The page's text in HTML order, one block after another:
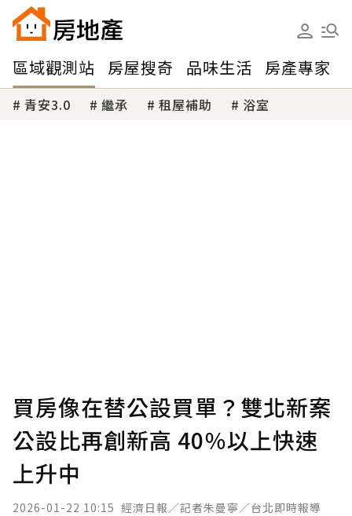
區域觀測站 房屋搜奇 品味生活 房產專家
青安3.0 繼承 租屋補助 浴室
買房像在替公設買單？雙北新案
公設比再創新高 40％以上快速
上升中
2026-01-22 10:15 經濟日報／記者朱曼寧／台北即時報導